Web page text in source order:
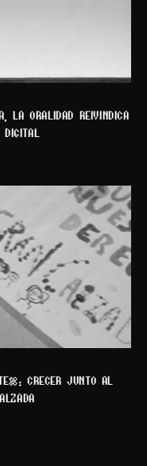
la oralidad reivindica
crecer junto al